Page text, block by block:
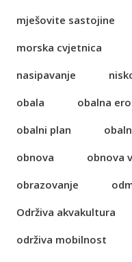
mješovite sastojine
morska cvjetnica
nasipavanje
obala
obalna
obalni plan
obnova
obnova
obrazovanje
Održiva akvakultura
održiva mobilnost